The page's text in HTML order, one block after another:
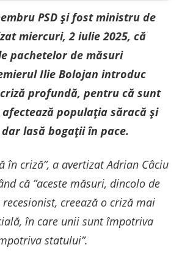
PSD și fost ministru de
miercuri, 2 iulie 2025, că
pachetelor de măsuri
Ilie Bolojan introduc
profundă, pentru că sunt
populaţia săracă şi
lasă bogaţii în pace.
în criză”, a avertizat Adrian Câciu
că ”aceste măsuri, dincolo de
creează o criză mai
în care unii sunt împotriva
statului”.